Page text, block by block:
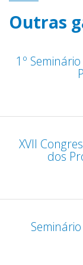
Outras
1º
XVII
dos